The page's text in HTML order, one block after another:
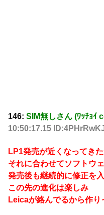
146: SIM無しさん (ﾜｯﾁｮｲ
10:50:17.15
LP1発売が近くなってき
それに合わせてソフトウ
発売後も継続的に修正を
この先の進化は楽しみ
Leicaが絡んでるから作